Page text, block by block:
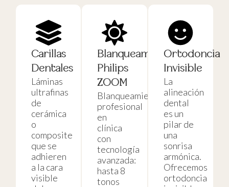
Carillas
Dentales
Láminas
ultrafinas
de
cerámica
o
composite
que se
adhieren
a la cara
visible
Blanqueamiento
Philips
ZOOM
Blanqueamiento
profesional
en
clínica
con
tecnología
avanzada:
hasta 8
tonos
Ortodoncia
Invisible
La
alineación
dental
es un
pilar de
una
sonrisa
armónica.
Ofrecemos
ortodoncia